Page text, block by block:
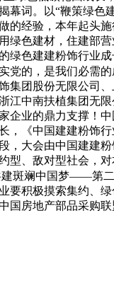
词。以“鞭策绿
经验，本年起头
色建材，住建部
色建建粉饰行业
党的，是我们必需
团股份无限公司
中南扶植集团无
企业的鼎力支撑！
《中国建建粉饰
大会由中国建建
、敌对型社会，
斑斓中国梦——第
积极摸索集约、
房地产部品采购联